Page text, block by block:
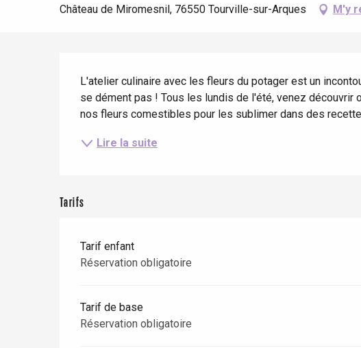
Avec les enfants
Entre amis
Séjours à vélo
Château de Miromesnil, 76550 Tourville-sur-Arques M'y
L'atelier culinaire avec les fleurs du potager est un
se dément pas ! Tous les lundis de l'été, venez découvrir
nos fleurs comestibles pour les sublimer dans des
Lire la suite
Tarifs
Tarif enfant
Réservation obligatoire
Tarif de base
Réservation obligatoire